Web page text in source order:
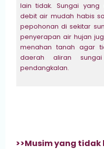
lain tidak. Sungai
debit air mudah habis
pepohonan di sekitar
penyerapan air hujan
menahan tanah agar
daerah aliran
pendangkalan.
>>Musim yang tidak